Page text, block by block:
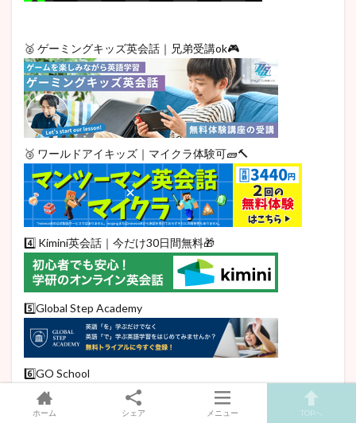
🥈 ゲーミングキッズ英会話｜兄弟受講ok🎮
🥉 ワールドアイキッズ｜マイクラ体験可🧱🔨
4️⃣ Kimini英会話｜今だけ30日間無料🎁
5️⃣Global Step Academy
6️⃣GO School
ホーム シェア メニュー TOPへ